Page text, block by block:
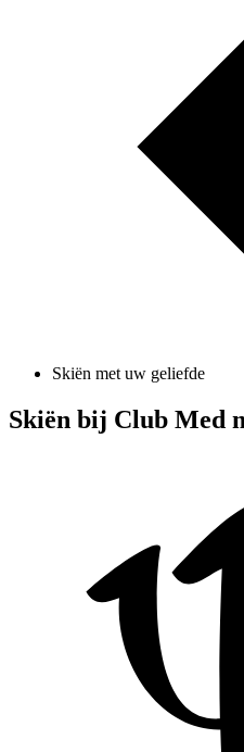
Skiën met uw geliefde
Skiën bij Club Med